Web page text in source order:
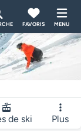
FAVORIS MENU
de ski Plus